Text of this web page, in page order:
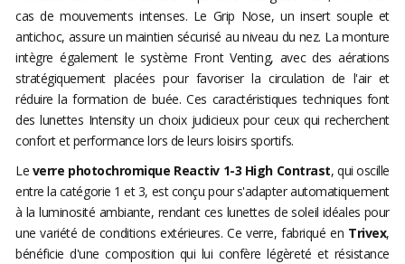
cas de mouvements intenses. Le Grip Nose, un insert souple et
antichoc, assure un maintien sécurisé au niveau du nez. La monture
intègre également le système Front Venting, avec des aérations
stratégiquement placées pour favoriser la circulation de l'air et
réduire la formation de buée. Ces caractéristiques techniques font
des lunettes Intensity un choix judicieux pour ceux qui recherchent
confort et performance lors de leurs loisirs sportifs.
Le verre photochromique Reactiv 1-3 High Contrast, qui oscille
entre la catégorie 1 et 3, est conçu pour s'adapter automatiquement
à la luminosité ambiante, rendant ces lunettes de soleil idéales pour
une variété de conditions extérieures. Ce verre, fabriqué en Trivex,
bénéficie d'une composition qui lui confère légèreté et résistance